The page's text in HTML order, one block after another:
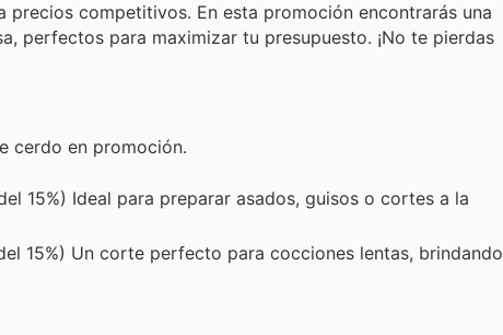
competitivos. En esta promoción encontrarás una
perfectos para maximizar tu presupuesto. ¡No te pierdas
cerdo en promoción.
15%) Ideal para preparar asados, guisos o cortes a la
15%) Un corte perfecto para cocciones lentas, brindando